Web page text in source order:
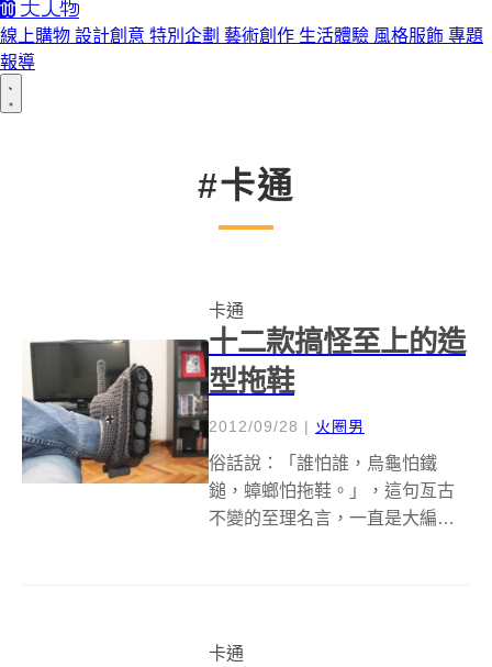
線上購物 設計創意 特別企劃 藝術創作 生活體驗 風格服飾 專題
報導
#卡通
卡通
十二款搞怪至上的造
型拖鞋
2012/09/28 | 火圈男
俗話說：「誰怕誰，烏龜怕鐵
鎚，蟑螂怕拖鞋。」，這句亙古
不變的至理名言，一直是大編的
的外型，完全就是人類最偉大的
卡通